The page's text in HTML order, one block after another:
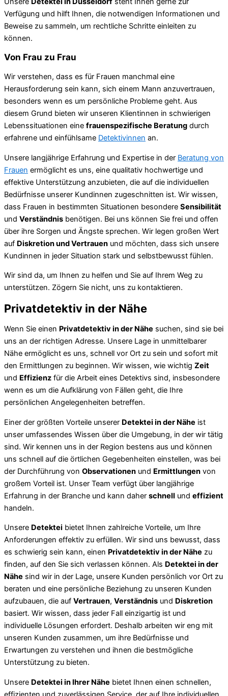
Verfügung und hilft Ihnen, die notwendigen Informationen und
Beweise zu sammeln, um rechtliche Schritte einleiten zu
können.
Von Frau zu Frau
Wir verstehen, dass es für Frauen manchmal eine
Herausforderung sein kann, sich einem Mann anzuvertrauen,
besonders wenn es um persönliche Probleme geht. Aus
diesem Grund bieten wir unseren Klientinnen in schwierigen
Lebenssituationen eine frauenspezifische Beratung durch
erfahrene und einfühlsame Detektivinnen an.
Unsere langjährige Erfahrung und Expertise in der Beratung von
Frauen ermöglicht es uns, eine qualitativ hochwertige und
effektive Unterstützung anzubieten, die auf die individuellen
Bedürfnisse unserer Kundinnen zugeschnitten ist. Wir wissen,
dass Frauen in bestimmten Situationen besondere Sensibilität
und Verständnis benötigen. Bei uns können Sie frei und offen
über ihre Sorgen und Ängste sprechen. Wir legen großen Wert
auf Diskretion und Vertrauen und möchten, dass sich unsere
Kundinnen in jeder Situation stark und selbstbewusst fühlen.
Wir sind da, um Ihnen zu helfen und Sie auf Ihrem Weg zu
unterstützen. Zögern Sie nicht, uns zu kontaktieren.
Privatdetektiv in der Nähe
Wenn Sie einen Privatdetektiv in der Nähe suchen, sind sie bei
uns an der richtigen Adresse. Unsere Lage in unmittelbarer
Nähe ermöglicht es uns, schnell vor Ort zu sein und sofort mit
den Ermittlungen zu beginnen. Wir wissen, wie wichtig Zeit
und Effizienz für die Arbeit eines Detektivs sind, insbesondere
wenn es um die Aufklärung von Fällen geht, die Ihre
persönlichen Angelegenheiten betreffen.
Einer der größten Vorteile unserer Detektei in der Nähe ist
unser umfassendes Wissen über die Umgebung, in der wir tätig
sind. Wir kennen uns in der Region bestens aus und können
uns schnell auf die örtlichen Gegebenheiten einstellen, was bei
der Durchführung von Observationen und Ermittlungen von
großem Vorteil ist. Unser Team verfügt über langjährige
Erfahrung in der Branche und kann daher schnell und effizient
handeln.
Unsere Detektei bietet Ihnen zahlreiche Vorteile, um Ihre
Anforderungen effektiv zu erfüllen. Wir sind uns bewusst, dass
es schwierig sein kann, einen Privatdetektiv in der Nähe zu
finden, auf den Sie sich verlassen können. Als Detektei in der
Nähe sind wir in der Lage, unsere Kunden persönlich vor Ort zu
beraten und eine persönliche Beziehung zu unseren Kunden
aufzubauen, die auf Vertrauen, Verständnis und Diskretion
basiert. Wir wissen, dass jeder Fall einzigartig ist und
individuelle Lösungen erfordert. Deshalb arbeiten wir eng mit
unseren Kunden zusammen, um ihre Bedürfnisse und
Erwartungen zu verstehen und ihnen die bestmögliche
Unterstützung zu bieten.
Unsere Detektei in Ihrer Nähe bietet Ihnen einen schnellen,